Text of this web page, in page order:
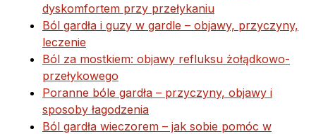
dyskomfortem przy przełykaniu
Ból gardła i guzy w gardle – objawy, przyczyny,
leczenie
Ból za mostkiem: objawy refluksu żołądkowo-
przełykowego
Poranne bóle gardła – przyczyny, objawy i
sposoby łagodzenia
Ból gardła wieczorem – jak sobie pomóc w